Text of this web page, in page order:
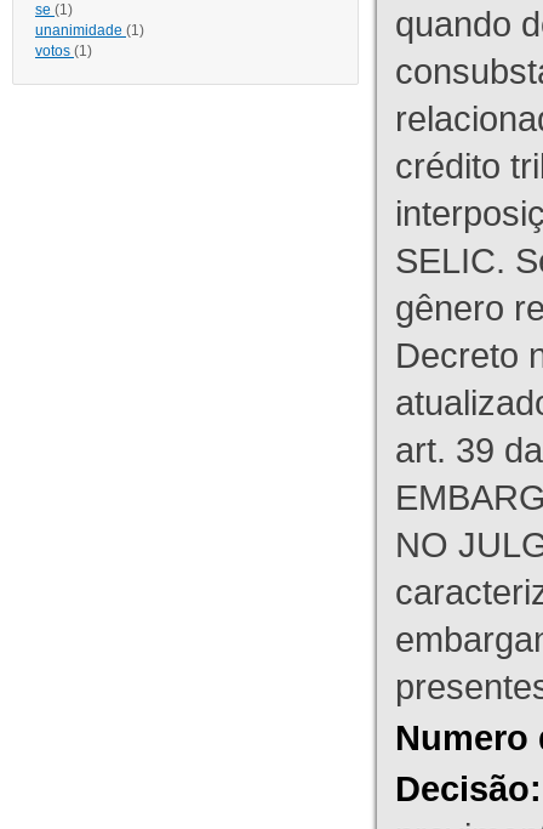
se (1)
unanimidade (1)
votos (1)
quando
crédito
SELIC.
gênero
Decreto
art. 39
NO
Numero
Decisão: